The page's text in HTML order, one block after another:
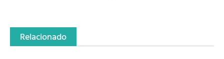
Relacionado